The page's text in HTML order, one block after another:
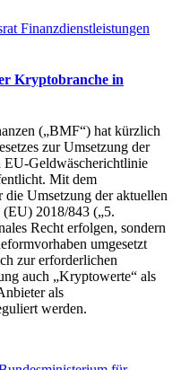
Finanzdienstleistungen
Kryptobranche in
(„BMF“) hat kürzlich
zur Umsetzung der
Geldwäscherichtlinie
Mit dem
die Umsetzung der aktuellen
2018/843 („5.
Recht erfolgen, sondern
umgesetzt
zur erforderlichen
auch „Kryptowerte“ als
als
werden.